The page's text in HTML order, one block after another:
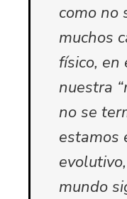
como no
muchos
físico,
nuestra
no se
estamos
mundo